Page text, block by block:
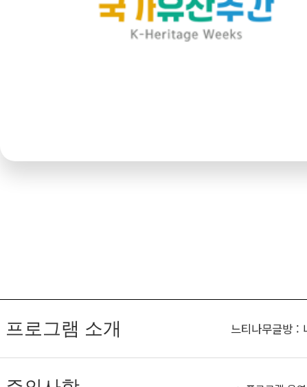
프로그램 소개 느티나무글방 :